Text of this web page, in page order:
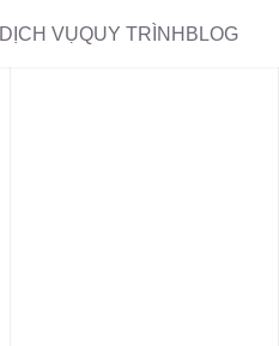
DỊCH VỤQUY TRÌNH BLOG